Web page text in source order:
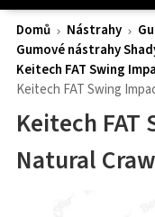
Domů Nástrahy
Gumové nástrahy
Keitech FAT Swing
Keitech FAT Swing
Keitech
Natural Craw